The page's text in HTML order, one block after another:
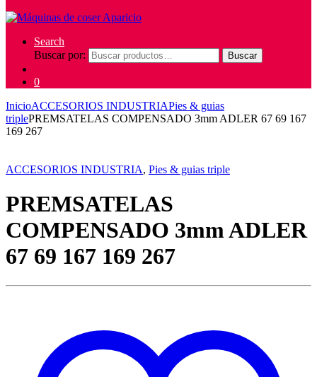
Search
Buscar por:
Buscar
0
InicioACCESORIOS INDUSTRIAPies & guias
triplePREMSATELAS COMPENSADO 3mm ADLER 67 69 167
169 267
ACCESORIOS INDUSTRIA, Pies & guias triple
PREMSATELAS
COMPENSADO 3mm ADLER
67 69 167 169 267